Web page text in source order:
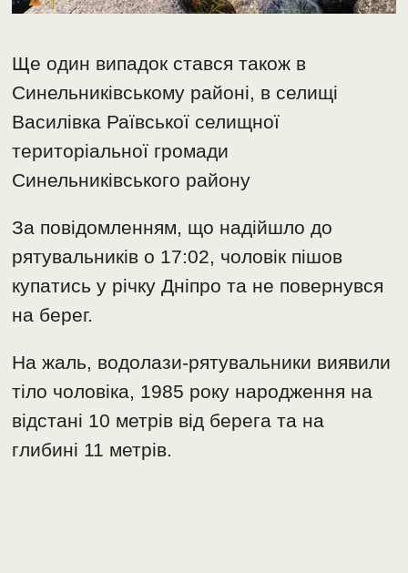
Ще один випадок стався також в
Синельниківському районі, в селищі
Василівка Раївської селищної
територіальної громади
Синельниківського району
За повідомленням, що надійшло до
рятувальників о 17:02, чоловік пішов
купатись у річку Дніпро та не повернувся
на берег.
На жаль, водолази-рятувальники виявили
тіло чоловіка, 1985 року народження на
відстані 10 метрів від берега та на
глибині 11 метрів.